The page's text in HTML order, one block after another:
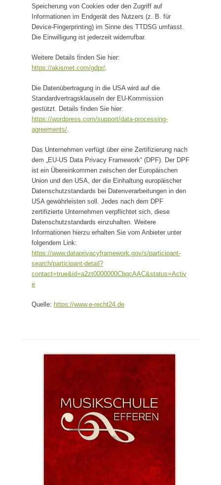
Speicherung von Cookies oder den Zugriff auf
Informationen im Endgerät des Nutzers (z. B. für
Device-Fingerprinting) im Sinne des TTDSG umfasst.
Die Einwilligung ist jederzeit widerrufbar.
Weitere Details finden Sie hier:
https://akismet.com/gdpr/.
Die Datenübertragung in die USA wird auf die
Standardvertragsklauseln der EU-Kommission
gestützt. Details finden Sie hier:
https://wordpress.com/support/data-processing-
agreements/.
Das Unternehmen verfügt über eine Zertifizierung nach
dem „EU-US Data Privacy Framework“ (DPF). Der DPF
ist ein Übereinkommen zwischen der Europäischen
Union und den USA, der die Einhaltung europäischer
Datenschutzstandards bei Datenverarbeitungen in den
USA gewährleisten soll. Jedes nach dem DPF
zertifizierte Unternehmen verpflichtet sich, diese
Datenschutzstandards einzuhalten. Weitere
Informationen hierzu erhalten Sie vom Anbieter unter
folgendem Link:
https://www.dataprivacyframework.gov/s/participant-
search/participant-detail?
contact=true&id=a2zt0000000CbqcAAC&status=Activ
e
Quelle: https://www.e-recht24.de